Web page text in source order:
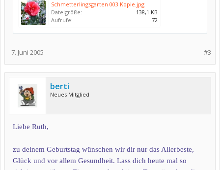
Schmetterlingsgarten 003 Kopie.jpg
Dateigröße:
138,1 KB
Aufrufe:
72
#3
7. Juni 2005
berti
Neues Mitglied
Liebe Ruth,
zu deinem Geburtstag wünschen wir dir nur das Allerbeste,
Glück und vor allem Gesundheit. Lass dich heute mal so